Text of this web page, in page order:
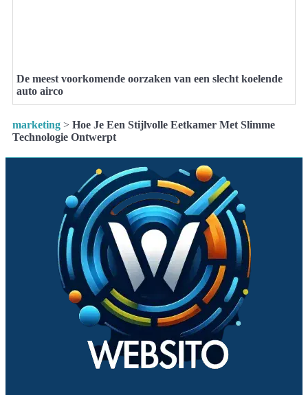
De meest voorkomende oorzaken van een slecht koelende
auto airco
marketing > Hoe Je Een Stijlvolle Eetkamer Met Slimme
Technologie Ontwerpt